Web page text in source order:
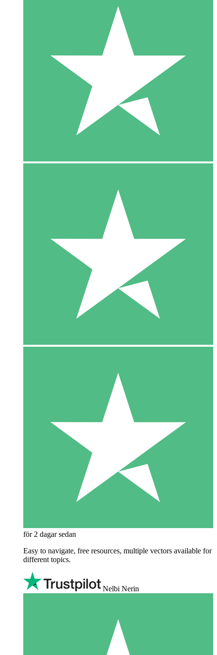
för 2 dagar sedan
Easy to navigate, free resources, multiple vectors available for
different topics.
Nelbi Nerin